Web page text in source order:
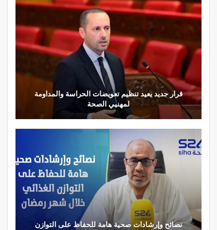
مصحة الأخوين بالصويرة توفير معدات وتجهيزات حديثة
وجد متطورة
الدكتور مصطفى مودن يقدم نصائح مهمة لمرضى